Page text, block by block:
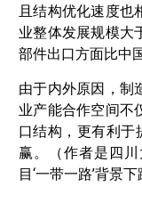
且结构优化速度也
业整体发展规模大
部件出口方面比中
由于内外原因，制
业产能合作空间不
口结构，更有利于
赢。（作者是四
目‘一带一路’背景